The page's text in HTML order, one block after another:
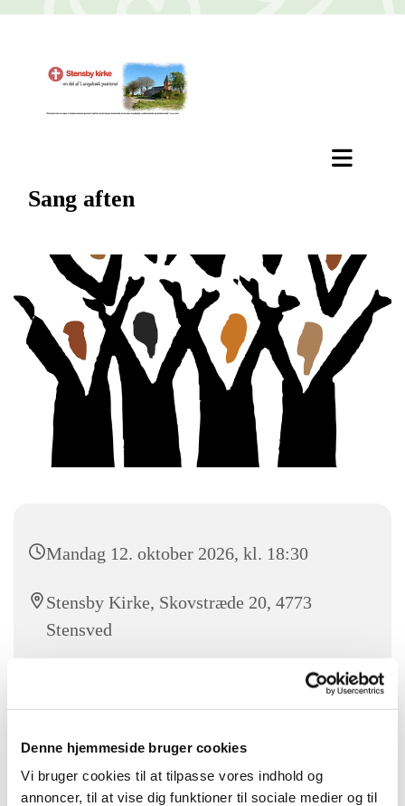
Denne hjemmeside bruger cookies
Vi bruger cookies til at tilpasse vores indhold og
annoncer, til at vise dig funktioner til sociale medier og til
Sang aften
Mandag 12. oktober 2026, kl. 18:30
Stensby Kirke, Skovstræde 20, 4773
Stensved
18.30-19.30. Alle er velkommen.
For mere information kontakt Frank Løvendahl 25 13 48 52